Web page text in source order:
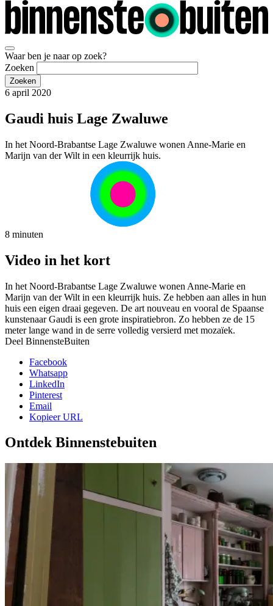
Waar ben je naar op zoek?
Zoeken
6 april 2020
Gaudi huis Lage Zwaluwe
In het Noord-Brabantse Lage Zwaluwe wonen Anne-Marie en
Marijn van der Wilt in een kleurrijk huis.
8 minuten
Video in het kort
In het Noord-Brabantse Lage Zwaluwe wonen Anne-Marie en
Marijn van der Wilt in een kleurrijk huis. Ze hebben aan alles in hun
huis een eigen draai gegeven. De art nouveau en vooral de Spaanse
kunstenaar Gaudi is een grote inspiratiebron. Zo hebben ze de 15
meter lange wand in de serre volledig versierd met mozaïek.
Deel BinnensteBuiten
Facebook
Whatsapp
LinkedIn
Pinterest
Email
Kopieer URL
Ontdek Binnenstebuiten